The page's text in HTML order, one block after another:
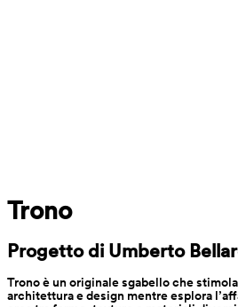
Trono
Progetto di Umberto
Trono è un originale sgabello che
architettura e design mentre esplora